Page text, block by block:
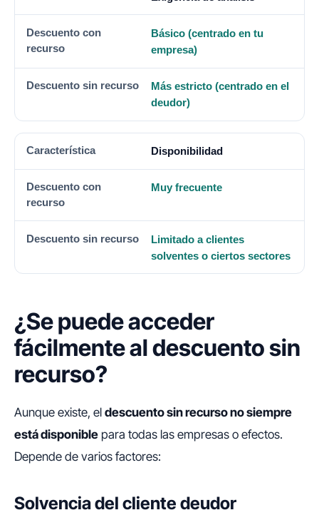
Básico (centrado en tu
empresa)
Más estricto (centrado en el
deudor)
Disponibilidad
Muy frecuente
Limitado a clientes
solventes o ciertos sectores
¿Se puede acceder
fácilmente al descuento sin
recurso?
Aunque existe, el descuento sin recurso no siempre
está disponible para todas las empresas o efectos.
Depende de varios factores:
Solvencia del cliente deudor